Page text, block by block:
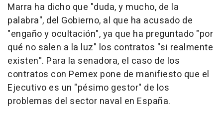
Marra ha dicho que "duda, y mucho, de la
palabra", del Gobierno, al que ha acusado de
"engaño y ocultación", ya que ha preguntado "por
qué no salen a la luz" los contratos "si realmente
existen". Para la senadora, el caso de los
contratos con Pemex pone de manifiesto que el
Ejecutivo es un "pésimo gestor" de los
problemas del sector naval en España.